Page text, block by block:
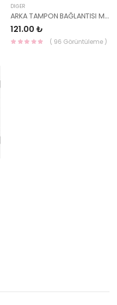
DIĞER
ARKA TAMPON BAĞLANTISI MATRİX 86633-17010-HMC
121.00 ₺
( 96 Görüntüleme )